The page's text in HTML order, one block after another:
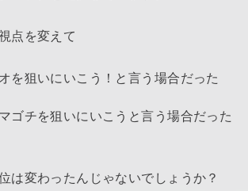
点を変えて
を狙いにいこう！と言う場合だった
ゴチを狙いにいこうと言う場合だった
は変わったんじゃないでしょうか？